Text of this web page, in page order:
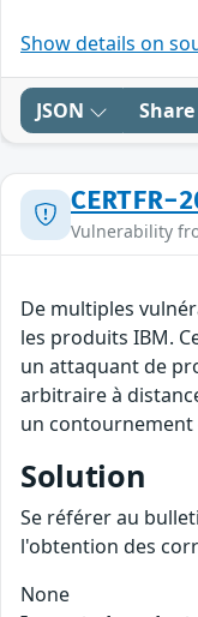
Show details on
JSON Share
Vulnerability
De multiples
les produits IBM.
un attaquant de
arbitraire à
un contournement
Solution
Se référer au
l'obtention des
None